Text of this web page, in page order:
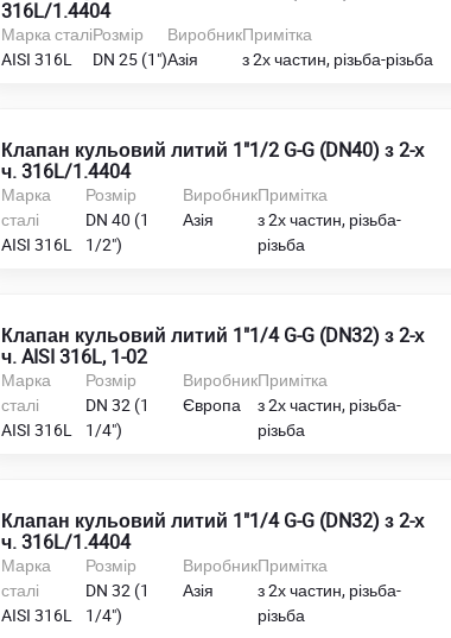
316L/1.4404
Марка сталі
AISI 316L
Розмір
DN 25 (1")
Виробник
Азія
Примітка
з 2х частин, різьба-різьба
Клапан кульовий литий 1"1/2 G-G (DN40) з 2-х
ч. 316L/1.4404
Марка
сталі
AISI 316L
Розмір
DN 40 (1
1/2")
Виробник
Азія
Примітка
з 2х частин, різьба-
різьба
Клапан кульовий литий 1"1/4 G-G (DN32) з 2-х
ч. AISI 316L, 1-02
Марка
сталі
AISI 316L
Розмір
DN 32 (1
1/4")
Виробник
Європа
Примітка
з 2х частин, різьба-
різьба
Клапан кульовий литий 1"1/4 G-G (DN32) з 2-х
ч. 316L/1.4404
Марка
сталі
AISI 316L
Розмір
DN 32 (1
1/4")
Виробник
Азія
Примітка
з 2х частин, різьба-
різьба